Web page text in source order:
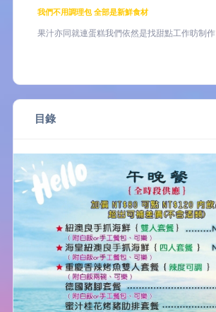
我們不用調理包 全部是新鮮食材
果汁亦同就連蛋糕我們依然是找甜點工作昉制作
目錄